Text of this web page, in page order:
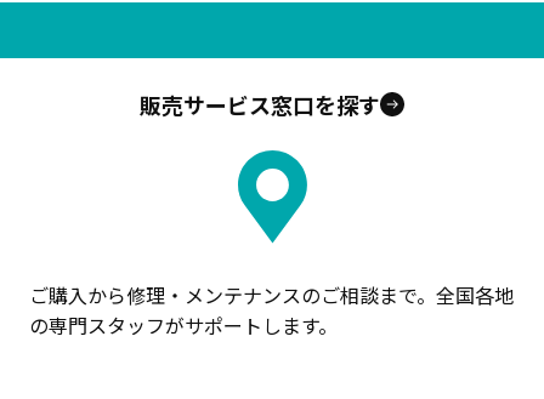
販売サービス窓口を探す
ご購入から修理・メンテナンスのご相談まで。全国各地
の専門スタッフがサポートします。